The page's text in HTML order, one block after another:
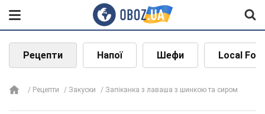
Рецепти Напої Шефи Local
Рецепти Закуски Запіканка з лаваша з шинкою та сиром